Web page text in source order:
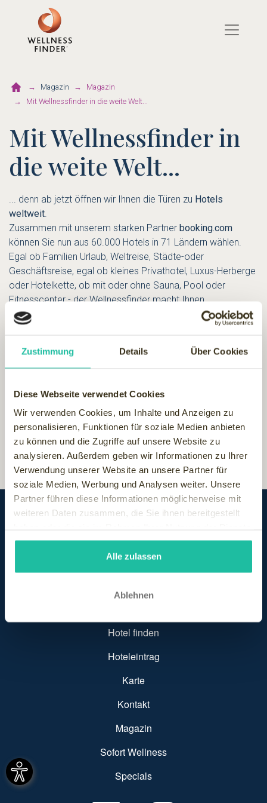
Zustimmung Details Über Cookies
Diese Webseite verwendet Cookies
Wir verwenden Cookies, um Inhalte und Anzeigen zu
personalisieren, Funktionen für soziale Medien anbieten
zu können und die Zugriffe auf unsere Website zu
analysieren. Außerdem geben wir Informationen zu Ihrer
Verwendung unserer Website an unsere Partner für
soziale Medien, Werbung und Analysen weiter. Unsere
Partner führen diese Informationen möglicherweise mit
weiteren Daten zusammen, die Sie ihnen bereitgestellt
gesammelt haben.
Alle zulassen
Ablehnen
Magazin
Magazin
Mit Wellnessfinder in die weite Welt...
Mit Wellnessfinder in
die weite Welt...
... denn ab jetzt öffnen wir Ihnen die Türen zu Hotels
weltweit.
Zusammen mit unserem starken Partner booking.com
können Sie nun aus 60.000 Hotels in 71 Ländern wählen.
Egal ob Familien Urlaub, Weltreise, Städte-oder
Geschäftsreise, egal ob kleines Privathotel, Luxus-Herberge
oder Hotelkette, ob mit oder ohne Sauna, Pool oder
Fitnesscenter - der Wellnessfinder macht Ihnen
im Jubiläumsjahr das Finden
Ihres Ziels wieder ein Stück
leichter
Hotels weltweitbei Wellnessfinder - wie immer -
SUBFOOTER MENU
Hotel finden
Hoteleintrag
Karte
Kontakt
Magazin
Sofort Wellness
Specials